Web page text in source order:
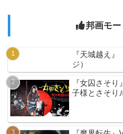
邦画モ
『天城越え
ジ）
『女囚さそ
子様とさそり